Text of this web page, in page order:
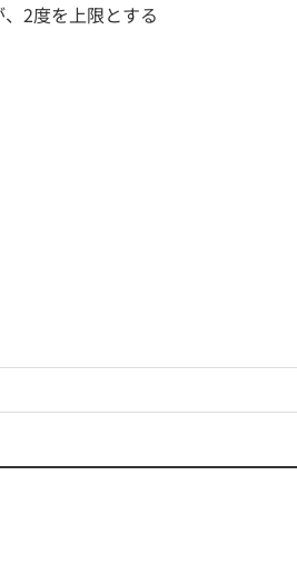
2度を上限とする